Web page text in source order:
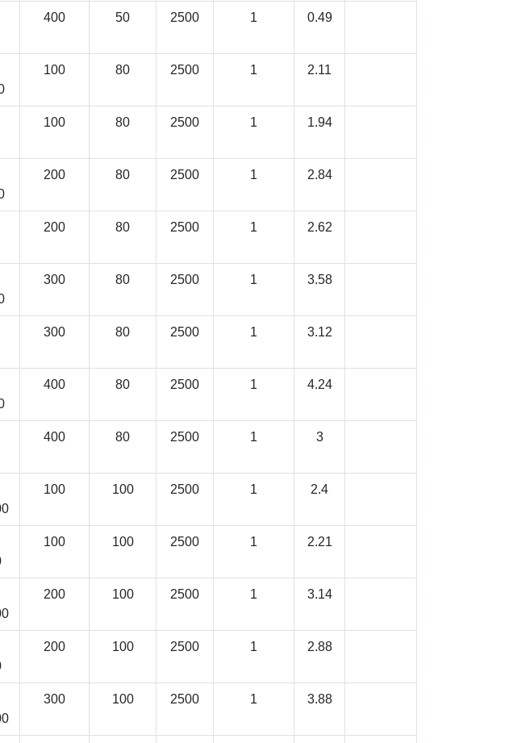
400 50 2500 1 0.49
100 80 2500 1 2.11
100 80 2500 1 1.94
200 80 2500 1 2.84
200 80 2500 1 2.62
300 80 2500 1 3.58
300 80 2500 1 3.12
400 80 2500 1 4.24
400 80 2500 1 3
100 100 2500 1 2.4
100 100 2500 1 2.21
200 100 2500 1 3.14
200 100 2500 1 2.88
300 100 2500 1 3.88